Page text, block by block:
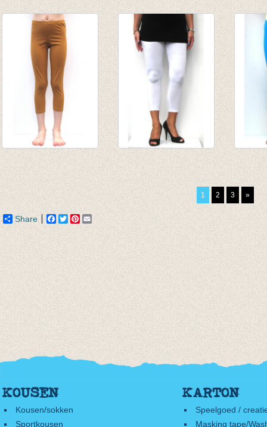
Kobaltblauw
van € 8,45
tot € 10,95
marine
van € 8,45
tot € 10,95
tot €
tot €
1 2 3 »
Share Facebook
TwitterPinterest
KOUSEN
Kousen/sokken
Sportkousen
KARTON
Speelgoed /
Masking tape/